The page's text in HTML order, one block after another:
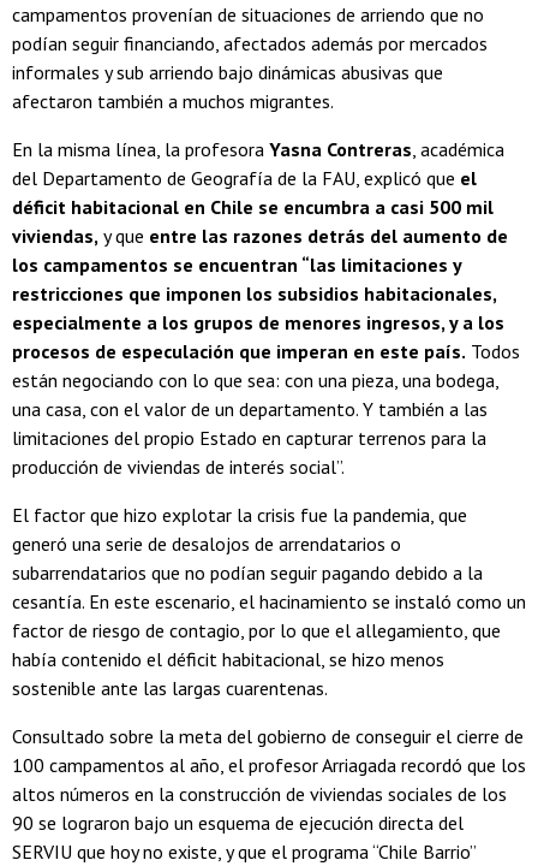
campamentos provenían de situaciones de arriendo que no
podían seguir financiando, afectados además por mercados
informales y sub arriendo bajo dinámicas abusivas que
afectaron también a muchos migrantes.
En la misma línea, la profesora Yasna Contreras , académica
del Departamento de Geografía de la FAU, explicó que el
déficit habitacional en Chile se encumbra a casi 500 mil
viviendas, y que entre las razones detrás del aumento de
los campamentos se encuentran “las limitaciones y
restricciones que imponen los subsidios habitacionales,
especialmente a los grupos de menores ingresos, y a los
procesos de especulación que imperan en este país. Todos
están negociando con lo que sea: con una pieza, una bodega,
una casa, con el valor de un departamento. Y también a las
limitaciones del propio Estado en capturar terrenos para la
producción de viviendas de interés social”.
El factor que hizo explotar la crisis fue la pandemia, que
generó una serie de desalojos de arrendatarios o
subarrendatarios que no podían seguir pagando debido a la
cesantía. En este escenario, el hacinamiento se instaló como un
factor de riesgo de contagio, por lo que el allegamiento, que
había contenido el déficit habitacional, se hizo menos
sostenible ante las largas cuarentenas.
Consultado sobre la meta del gobierno de conseguir el cierre de
100 campamentos al año, el profesor Arriagada recordó que los
altos números en la construcción de viviendas sociales de los
90 se lograron bajo un esquema de ejecución directa del
SERVIU que hoy no existe, y que el programa “Chile Barrio”